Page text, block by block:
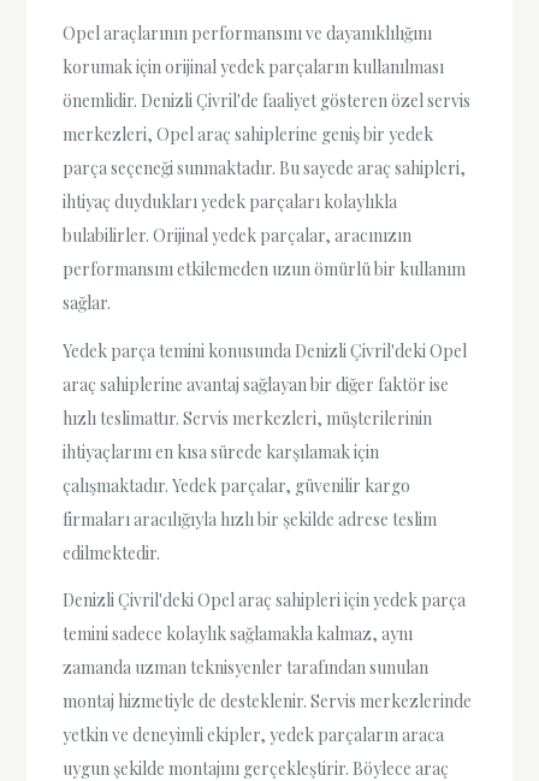
Opel araçlarının performansını ve dayanıklılığını
korumak için orijinal yedek parçaların kullanılması
önemlidir. Denizli Çivril'de faaliyet gösteren özel servis
merkezleri, Opel araç sahiplerine geniş bir yedek
parça seçeneği sunmaktadır. Bu sayede araç sahipleri,
ihtiyaç duydukları yedek parçaları kolaylıkla
bulabilirler. Orijinal yedek parçalar, aracınızın
performansını etkilemeden uzun ömürlü bir kullanım
sağlar.
Yedek parça temini konusunda Denizli Çivril'deki Opel
araç sahiplerine avantaj sağlayan bir diğer faktör ise
hızlı teslimattır. Servis merkezleri, müşterilerinin
ihtiyaçlarını en kısa sürede karşılamak için
çalışmaktadır. Yedek parçalar, güvenilir kargo
firmaları aracılığıyla hızlı bir şekilde adrese teslim
edilmektedir.
Denizli Çivril'deki Opel araç sahipleri için yedek parça
temini sadece kolaylık sağlamakla kalmaz, aynı
zamanda uzman teknisyenler tarafından sunulan
montaj hizmetiyle de desteklenir. Servis merkezlerinde
yetkin ve deneyimli ekipler, yedek parçaların araca
uygun şekilde montajını gerçekleştirir. Böylece araç